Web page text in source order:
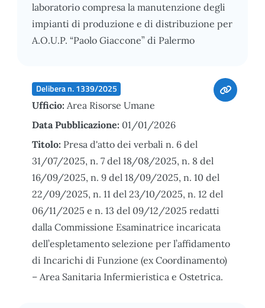
laboratorio compresa la manutenzione degli
impianti di produzione e di distribuzione per
A.O.U.P. “Paolo Giaccone” di Palermo
Delibera n. 1339/2025
Ufficio: Area Risorse Umane
Data Pubblicazione: 01/01/2026
Titolo: Presa d'atto dei verbali n. 6 del
31/07/2025, n. 7 del 18/08/2025, n. 8 del
16/09/2025, n. 9 del 18/09/2025, n. 10 del
22/09/2025, n. 11 del 23/10/2025, n. 12 del
06/11/2025 e n. 13 del 09/12/2025 redatti
dalla Commissione Esaminatrice incaricata
dell’espletamento selezione per l’affidamento
di Incarichi di Funzione (ex Coordinamento)
– Area Sanitaria Infermieristica e Ostetrica.